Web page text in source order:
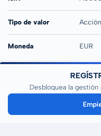
Tipo de valor Acción
Moneda EUR
Desbloquea la